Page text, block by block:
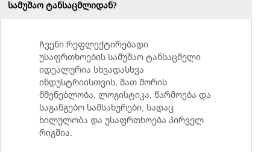
სამუშაო ტანსაცმლიდან?
Ჩვენი რეფლექტირებადი
უსაფრთხოების სამუშაო ტანსაცმელი
იდეალურია სხვადასხვა
ინდუსტრიისთვის, მათ შორის
მშენებლობა, ლოგისტიკა, წარმოება და
საგანგებო სამსახურები, სადაც
ხილულობა და უსაფრთხოება პირველ
რიგშია.